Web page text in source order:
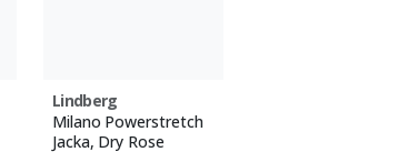
Lindberg
Milano Powerstretch
Jacka, Dry Rose